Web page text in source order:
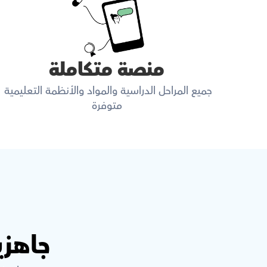
منصة متكاملة
جميع المراحل الدراسية والمواد والأنظمة التعليمية
متوفرة